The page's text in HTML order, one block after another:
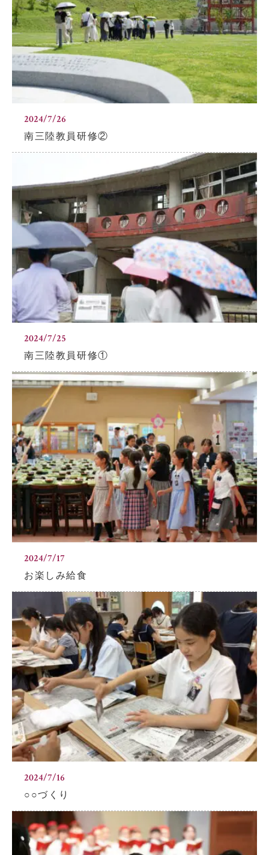
サイトポリシー
閉じる
2024/7/26
南三陸教員研修②
2024/7/25
南三陸教員研修①
2024/7/17
お楽しみ給食
2024/7/16
○○づくり